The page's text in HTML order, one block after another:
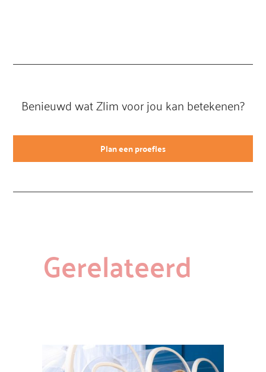
Benieuwd wat Zlim voor jou kan betekenen?
Plan een proefles
Gerelateerd